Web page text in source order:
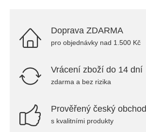
Doprava ZDARMA
pro objednávky nad 1.500 Kč
Vrácení zboží do 14 dní
zdarma a bez rizika
Prověřený český obchod
s kvalitními produkty